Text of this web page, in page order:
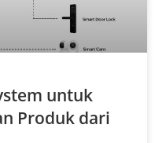
untuk
Produk dari